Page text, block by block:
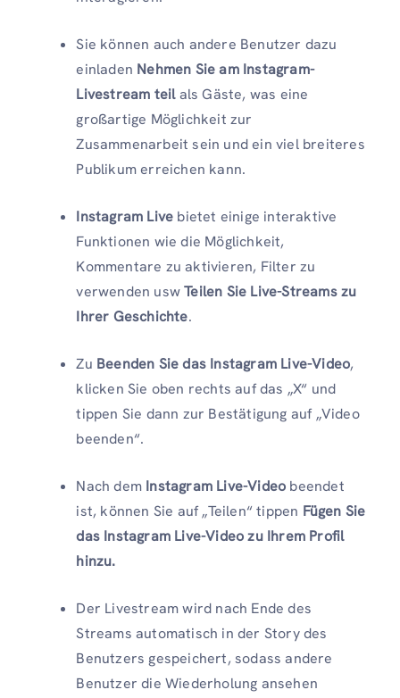
Sie können auch andere Benutzer dazu
einladen Nehmen Sie am Instagram-
Livestream teilals Gäste, was eine
großartige Möglichkeit zur
Zusammenarbeit sein und ein viel breiteres
Publikum erreichen kann.
Instagram Live bietet einige interaktive
Funktionen wie die Möglichkeit,
Kommentare zu aktivieren, Filter zu
verwenden uswTeilen Sie Live-Streams zu
Ihrer Geschichte.
Zu Beenden Sie das Instagram Live-Video,
klicken Sie oben rechts auf das „X“ und
tippen Sie dann zur Bestätigung auf „Video
beenden“.
Nach dem Instagram Live-Video beendet
ist, können Sie auf „Teilen“ tippen Fügen Sie
das Instagram Live-Video zu Ihrem Profil
hinzu.
Der Livestream wird nach Ende des
Streams automatisch in der Story des
Benutzers gespeichert, sodass andere
Benutzer die Wiederholung ansehen